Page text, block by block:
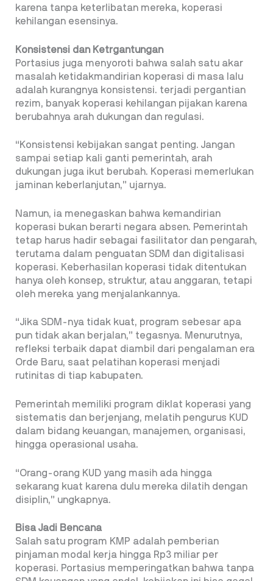
karena tanpa keterlibatan mereka, koperasi
kehilangan esensinya.
Konsistensi dan Ketrgantungan
Portasius juga menyoroti bahwa salah satu akar
masalah ketidakmandirian koperasi di masa lalu
adalah kurangnya konsistensi. terjadi pergantian
rezim, banyak koperasi kehilangan pijakan karena
berubahnya arah dukungan dan regulasi.
“Konsistensi kebijakan sangat penting. Jangan
sampai setiap kali ganti pemerintah, arah
dukungan juga ikut berubah. Koperasi memerlukan
jaminan keberlanjutan,” ujarnya.
Namun, ia menegaskan bahwa kemandirian
koperasi bukan berarti negara absen. Pemerintah
tetap harus hadir sebagai fasilitator dan pengarah,
terutama dalam penguatan SDM dan digitalisasi
koperasi. Keberhasilan koperasi tidak ditentukan
hanya oleh konsep, struktur, atau anggaran, tetapi
oleh mereka yang menjalankannya.
“Jika SDM-nya tidak kuat, program sebesar apa
pun tidak akan berjalan,” tegasnya. Menurutnya,
refleksi terbaik dapat diambil dari pengalaman era
Orde Baru, saat pelatihan koperasi menjadi
rutinitas di tiap kabupaten.
Pemerintah memiliki program diklat koperasi yang
sistematis dan berjenjang, melatih pengurus KUD
dalam bidang keuangan, manajemen, organisasi,
hingga operasional usaha.
“Orang-orang KUD yang masih ada hingga
sekarang kuat karena dulu mereka dilatih dengan
disiplin,” ungkapnya.
Bisa Jadi Bencana
Salah satu program KMP adalah pemberian
pinjaman modal kerja hingga Rp3 miliar per
koperasi. Portasius memperingatkan bahwa tanpa